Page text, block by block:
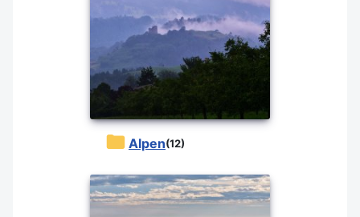
Alpen(12)